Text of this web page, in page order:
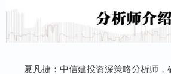
夏凡捷：中信建投资深策略分析师，